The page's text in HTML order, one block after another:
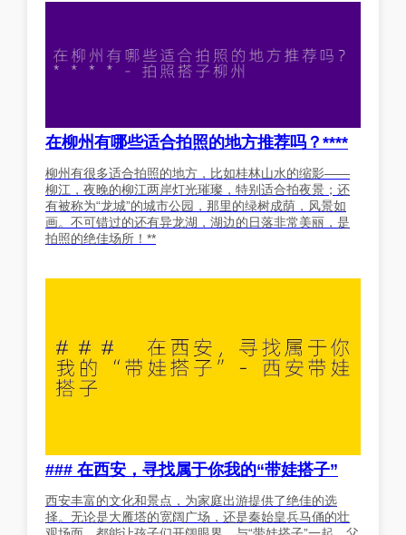
在柳州有哪些适合拍照的地方推荐吗？****
柳州有很多适合拍照的地方，比如桂林山水的缩影——
柳江，夜晚的柳江两岸灯光璀璨，特别适合拍夜景；还
有被称为“龙城”的城市公园，那里的绿树成荫，风景如
画。不可错过的还有异龙湖，湖边的日落非常美丽，是
拍照的绝佳场所！**
### 在西安，寻找属于你我的“带娃搭子”
西安丰富的文化和景点，为家庭出游提供了绝佳的选
择。无论是大雁塔的宽阔广场，还是秦始皇兵马俑的壮